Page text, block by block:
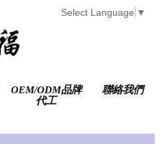
Select Language ▼
OEM/ODM品牌
代工
聯絡我們